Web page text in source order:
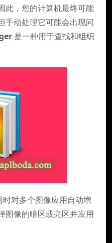
此，您的计算机最终可能
手动处理它可能会出现问
是一种用于查找和组织
对多个图像应用自动增
图像的暗区或亮区并应用